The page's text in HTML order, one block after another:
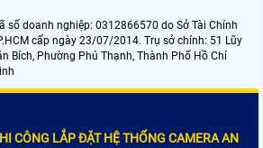
số doanh nghiệp: 0312866570 do Sở Tài Chính
cấp ngày 23/07/2014. Trụ sở chính: 51 Lũy
Bích, Phường Phú Thạnh, Thành Phố Hồ Chí
CÔNG LẮP ĐẶT HỆ THỐNG CAMERA AN